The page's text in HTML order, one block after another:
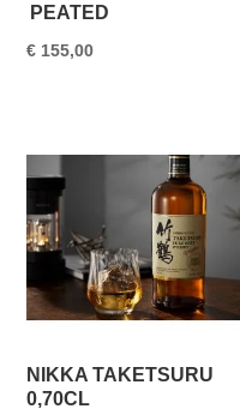
PEATED
€ 155,00
NIKKA TAKETSURU
0,70CL